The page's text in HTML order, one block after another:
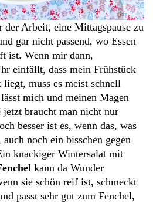
der Arbeit, eine Mittagspause zu
gar nicht passend, wo Essen
ist. Wenn mir dann,
einfällt, dass mein Frühstück
liegt, muss es meist schnell
mich und meinen Magen
braucht man nicht nur
besser ist es, wenn das, was
noch ein bisschen gegen
knackiger Wintersalat mit
kann da Wunder
sie schön reif ist, schmeckt
passt sehr gut zum Fenchel,